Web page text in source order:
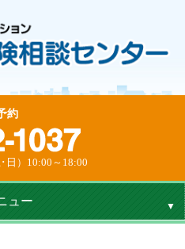
約
日）10:00～18:00
ュー